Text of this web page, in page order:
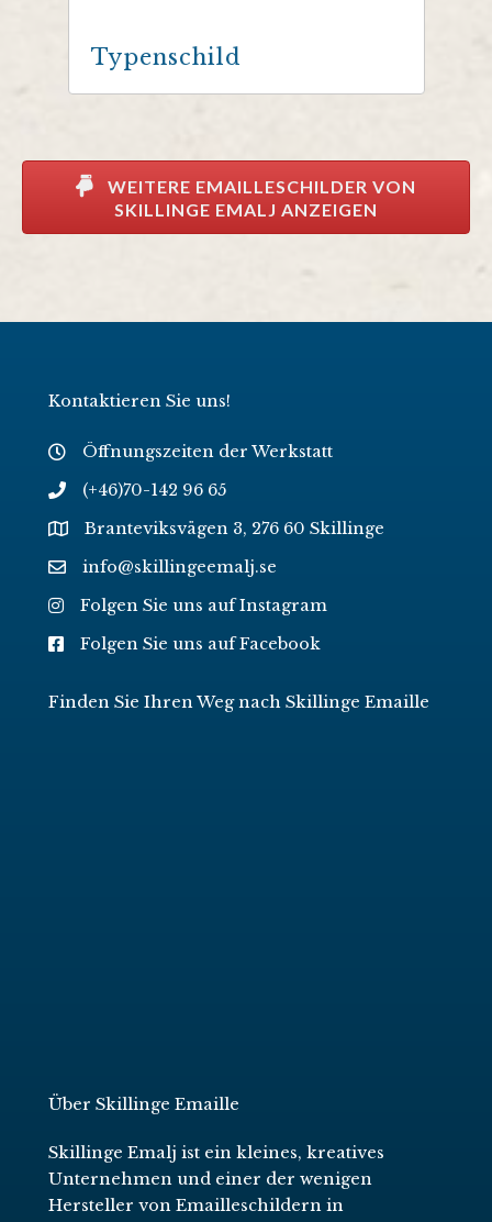
Typenschild
WEITERE EMAILLESCHILDER VON
SKILLINGE EMALJ ANZEIGEN
Kontaktieren Sie uns!
Öffnungszeiten der Werkstatt
(+46)70-142 96 65
Branteviksvägen 3, 276 60 Skillinge
info@skillingeemalj.se
Folgen Sie uns auf Instagram
Folgen Sie uns auf Facebook
Finden Sie Ihren Weg nach Skillinge Emaille
Über Skillinge Emaille
Skillinge Emalj ist ein kleines, kreatives
Unternehmen und einer der wenigen
Hersteller von Emailleschildern in